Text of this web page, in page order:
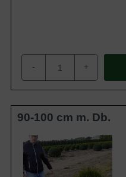
Wenn Sie als Gärtner
bevorzugen, ist es im
'Kugeln'
ebenso
Frühjahrspflanzung
Temperaturen begonnen
Falle der Containerware
über zu Pflanzen. Einzige
nicht gefroren sein darf.
- +
90-100 cm m. Db.